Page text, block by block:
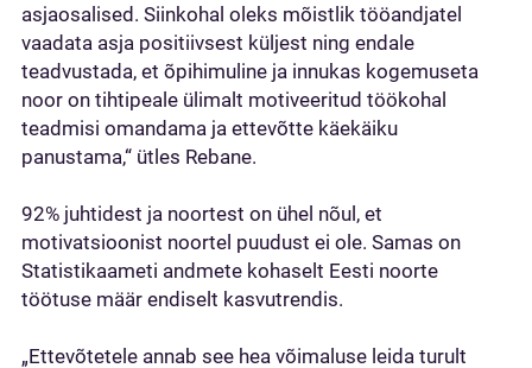
asjaosalised. Siinkohal oleks mõistlik tööandjatel
vaadata asja positiivsest küljest ning endale
teadvustada, et õpihimuline ja innukas kogemuseta
noor on tihtipeale ülimalt motiveeritud töökohal
teadmisi omandama ja ettevõtte käekäiku
panustama,“ ütles Rebane.
92% juhtidest ja noortest on ühel nõul, et
motivatsioonist noortel puudust ei ole. Samas on
Statistikaameti andmete kohaselt Eesti noorte
töötuse määr endiselt kasvutrendis.
„Ettevõtetele annab see hea võimaluse leida turult